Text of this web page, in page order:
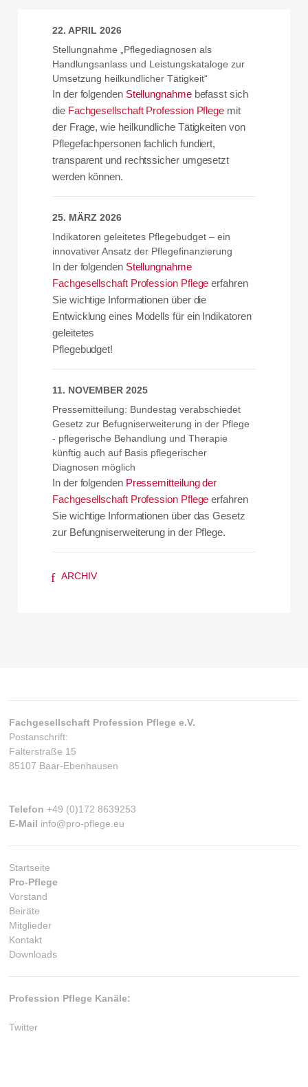
22. APRIL 2026
Stellungnahme „Pflegediagnosen als
Handlungsanlass und Leistungskataloge zur
Umsetzung heilkundlicher Tätigkeit“
In der folgenden Stellungnahmebefasst sich
die Fachgesellschaft Profession Pflege mit
der Frage, wie heilkundliche Tätigkeiten von
Pflegefachpersonen fachlich fundiert,
transparent und rechtssicher umgesetzt
werden können.
25. MÄRZ 2026
Indikatoren geleitetes Pflegebudget – ein
innovativer Ansatz der Pflegefinanzierung
In der folgenden Stellungnahme
Fachgesellschaft Profession Pflege erfahren
Sie wichtige Informationen über die
Entwicklung eines Modells für ein Indikatoren
geleitetes
Pflegebudget!
11. NOVEMBER 2025
Pressemitteilung: Bundestag verabschiedet
Gesetz zur Befugniserweiterung in der Pflege
- pflegerische Behandlung und Therapie
künftig auch auf Basis pflegerischer
Diagnosen möglich
In der folgenden Pressemitteilung der
Fachgesellschaft Profession Pflege erfahren
Sie wichtige Informationen über das Gesetz
zur Befungniserweiterung in der Pflege.
f ARCHIV
Fachgesellschaft Profession Pflege e.V.
Postanschrift:
Falterstraße 15
85107 Baar-Ebenhausen
Telefon+49 (0)172 8639253
E-Mail info@pro-pflege.eu
Startseite
Pro-Pflege
Vorstand
Beiräte
Mitglieder
Kontakt
Downloads
Profession Pflege Kanäle:
Twitter